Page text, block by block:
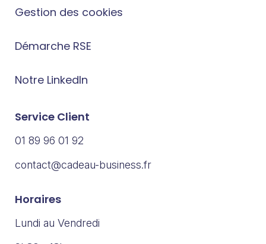
Gestion des cookies
Démarche RSE
Notre LinkedIn
Service Client
01 89 96 01 92
contact@cadeau-business.fr
Horaires
Lundi au Vendredi